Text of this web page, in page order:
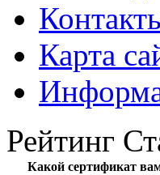
Карта
Рейтинг
Какой сертификат